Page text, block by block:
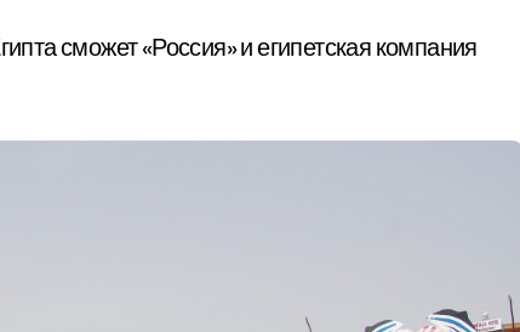
сможет «Россия» и египетская компания